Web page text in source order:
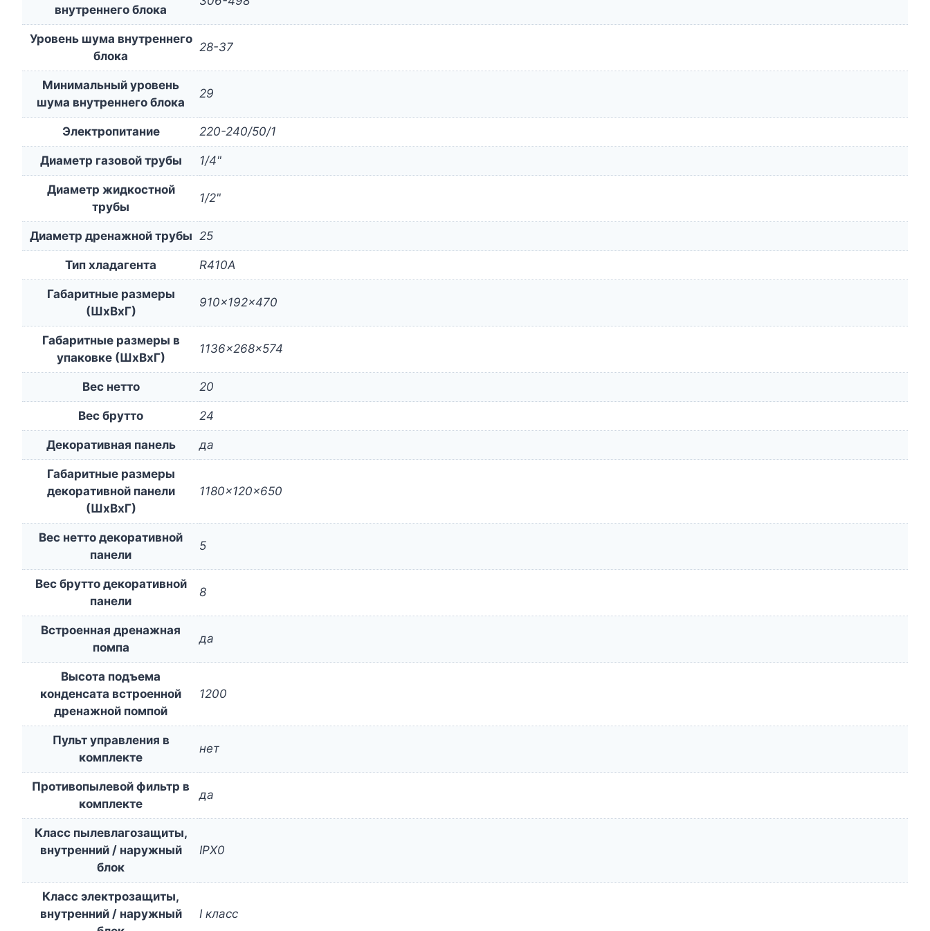
внутреннего блока
Уровень шума внутреннего
блока
28-37
Минимальный уровень
шума внутреннего блока
29
Электропитание 220-240/50/1
Диаметр газовой трубы 1/4"
Диаметр жидкостной
трубы
1/2"
Диаметр дренажной трубы 25
Тип хладагента R410A
Габаритные размеры
(ШxВxГ)
910x192x470
Габаритные размеры в
упаковке (ШxВxГ)
1136x268x574
Вес нетто 20
Вес брутто 24
Декоративная панель да
Габаритные размеры
декоративной панели
(ШxВxГ)
1180x120x650
Вес нетто декоративной
панели
5
Вес брутто декоративной
панели
8
Встроенная дренажная
помпа
да
Высота подъема
конденсата встроенной
дренажной помпой
1200
Пульт управления в
комплекте
нет
Противопылевой фильтр в
комплекте
да
Класс пылевлагозащиты,
внутренний / наружный
блок
IPX0
Класс электрозащиты,
внутренний / наружный
I класс